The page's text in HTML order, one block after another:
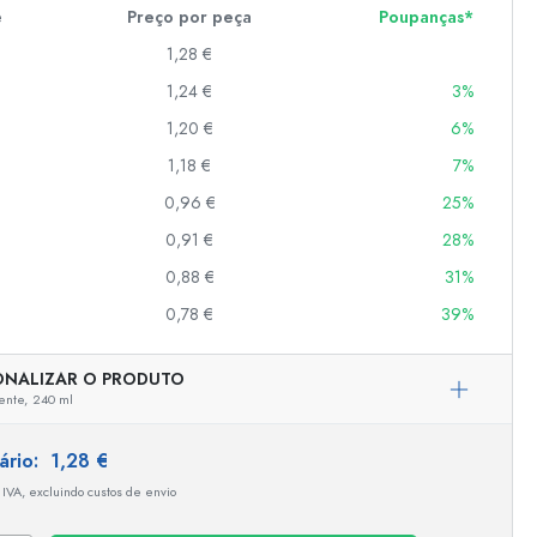
Preço por peça
Poupanças*
1,28 €
1,24 €
3%
1,20 €
6%
1,18 €
7%
0,96 €
25%
0,91 €
28%
0,88 €
31%
0,78 € 39%
O PRODUTO
240 ml
1,28 €
excluindo custos de envio